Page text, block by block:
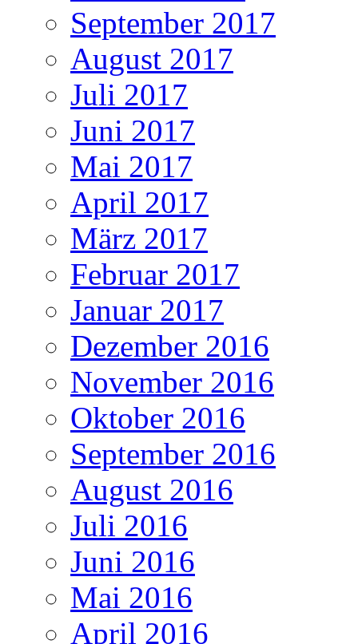
September 2017
August 2017
Juli 2017
Juni 2017
Mai 2017
April 2017
März 2017
Februar 2017
Januar 2017
Dezember 2016
November 2016
Oktober 2016
September 2016
August 2016
Juli 2016
Juni 2016
Mai 2016
April 2016